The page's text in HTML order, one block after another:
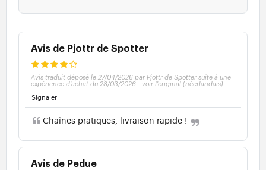
Avis de Pjottr de Spotter
Avis traduit déposé le 27/04/2026 par Pjottr de Spotter suite à une
expérience d'achat du 28/03/2026 - voir l'original (néerlandais)
Signaler
Chaînes pratiques, livraison rapide !
Avis de Pedue